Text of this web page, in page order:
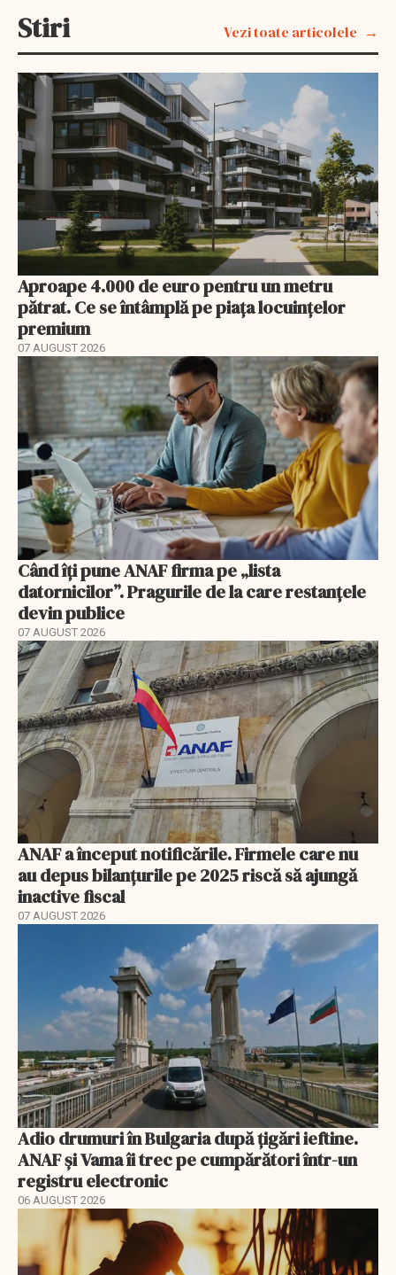
Stiri Vezi toate articolele
Aproape 4.000 de euro pentru un metru
pătrat. Ce se întâmplă pe piața locuințelor
premium
07 AUGUST 2026
Când îți pune ANAF firma pe „lista
datornicilor”. Pragurile de la care restanțele
devin publice
07 AUGUST 2026
ANAF a început notificările. Firmele care nu
au depus bilanțurile pe 2025 riscă să ajungă
inactive fiscal
07 AUGUST 2026
Adio drumuri în Bulgaria după țigări ieftine.
ANAF și Vama îi trec pe cumpărători într-un
registru electronic
06 AUGUST 2026